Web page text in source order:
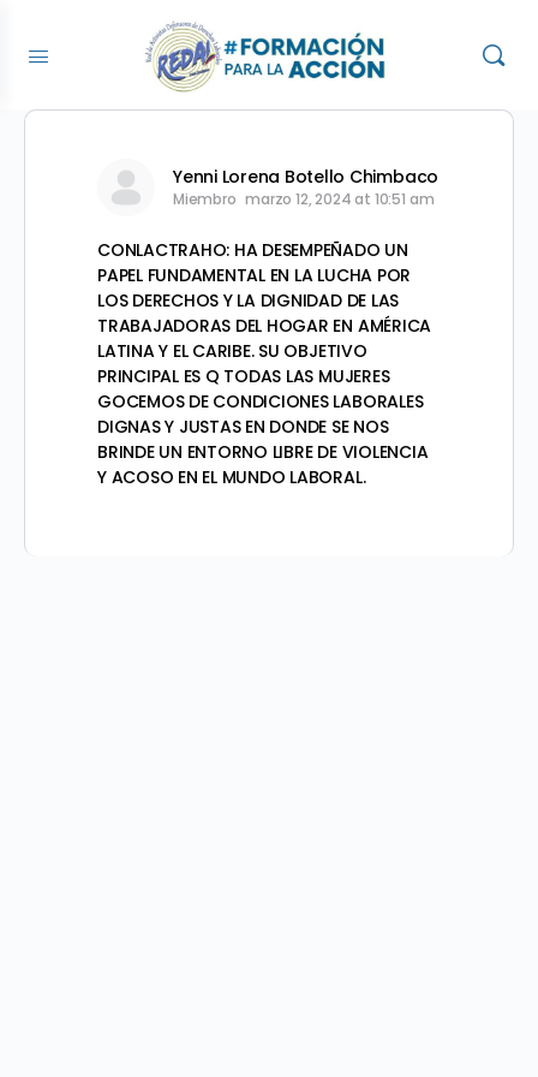
Yenni Lorena Botello Chimbaco
Miembro marzo 12, 2024 at 10:51 am
CONLACTRAHO: HA DESEMPEÑADO UN
PAPEL FUNDAMENTAL EN LA LUCHA POR
LOS DERECHOS Y LA DIGNIDAD DE LAS
TRABAJADORAS DEL HOGAR EN AMÉRICA
LATINA Y EL CARIBE. SU OBJETIVO
PRINCIPAL ES Q TODAS LAS MUJERES
GOCEMOS DE CONDICIONES LABORALES
DIGNAS Y JUSTAS EN DONDE SE NOS
BRINDE UN ENTORNO LIBRE DE VIOLENCIA
Y ACOSO EN EL MUNDO LABORAL.